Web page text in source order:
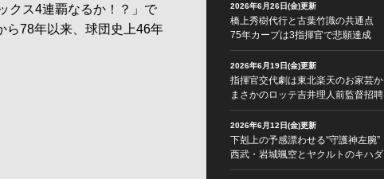
クス4連覇なるか！？」で
ら78年以来、球団史上46年
2026年6月26日(金)更新
橋上秀樹代行と古葉竹識の共通点
75年カープは3指揮官で悲願達成
2026年6月19日(金)更新
指揮官交代劇は東北楽天のお家芸か
まさかのロッテ吉井理人前監督招聘
2026年6月12日(金)更新
下剋上の予感漂わせる“守護神左腕”
西武・岩城颯空とヤクルトのキハダ